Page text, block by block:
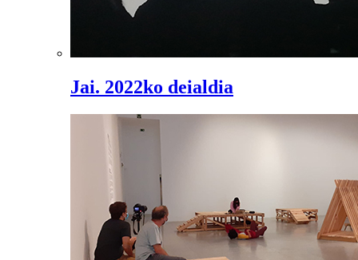
Jai. 2022ko deialdia